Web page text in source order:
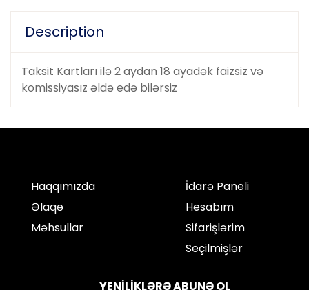
Description
Taksit Kartları ilə 2 aydan 18 ayadək faizsiz və
komissiyasız əldə edə bilərsiz
Haqqımızda
Əlaqə
Məhsullar
İdarə Paneli
Hesabım
Sifarişlərim
Seçilmişlər
YENİLİKLƏRƏ ABUNƏ OL